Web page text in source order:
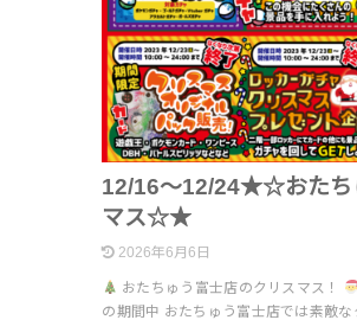
12/16～12/24★☆おたち
マス☆★
2026年6月6日
おたちゅう富士店のクリスマス！
の期間中 おたちゅう富士店では素敵